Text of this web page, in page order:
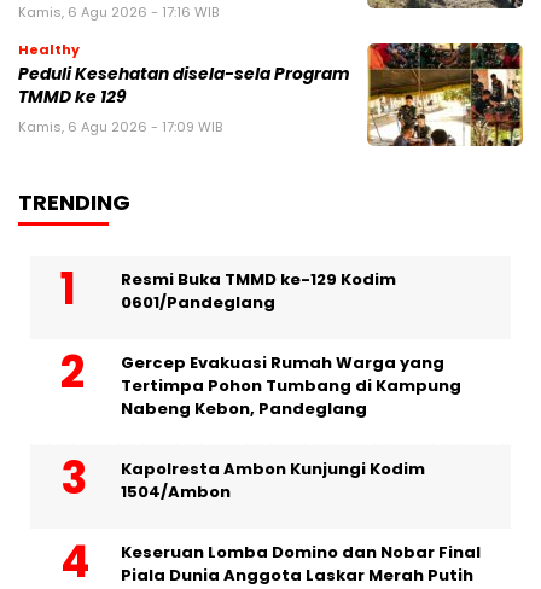
Kamis, 6 Agu 2026 - 17:16 WIB
Healthy
Peduli Kesehatan disela-sela Program
TMMD ke 129
Kamis, 6 Agu 2026 - 17:09 WIB
TRENDING
Resmi Buka TMMD ke-129 Kodim
0601/Pandeglang
Gercep Evakuasi Rumah Warga yang
Tertimpa Pohon Tumbang di Kampung
Nabeng Kebon, Pandeglang
Kapolresta Ambon Kunjungi Kodim
1504/Ambon
Keseruan Lomba Domino dan Nobar Final
Piala Dunia Anggota Laskar Merah Putih